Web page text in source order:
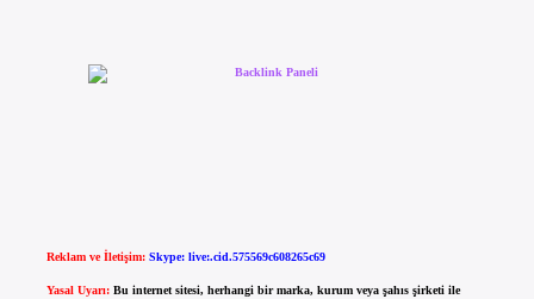
Reklam ve İletişim: Skype: live:.cid.575569c608265c69
Yasal Uyarı: Bu internet sitesi, herhangi bir marka, kurum veya şahıs şirketi ile